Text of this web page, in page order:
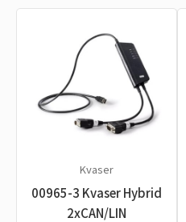
Kvaser
00965-3 Kvaser Hybrid
2xCAN/LIN